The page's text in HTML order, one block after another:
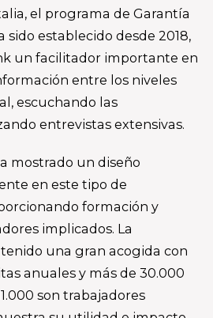
el programa de Garantía
sido establecido desde 2018,
un facilitador importante en
entre los niveles
escuchando las
entrevistas extensivas.
mostrado un diseño
en este tipo de
formación y
implicados. La
una gran acogida con
anuales y más de 30.000
son trabajadores